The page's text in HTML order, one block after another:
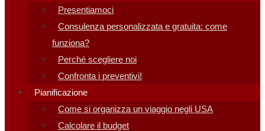
contenuto
Presentiamoci
Consulenza personalizzata e gratuita: come
funziona?
Perché scegliere noi
Confronta i preventivi!
Pianificazione
Come si organizza un viaggio negli USA
Calcolare il budget